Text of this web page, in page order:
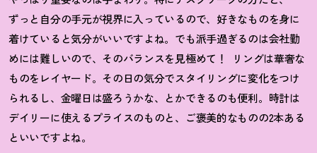
ずっと自分の手元が視界に入っているので、好きなものを身に
着けていると気分がいいですよね。でも派手過ぎるのは会社勤
めには難しいので、そのバランスを見極めて！
リングは華奢な
ものをレイヤード。その日の気分でスタイリングに変化をつけ
られるし、金曜日は盛ろうかな、とかできるのも便利。時計は
デイリーに使えるプライスのものと、ご褒美的なものの2本ある
といいですよね。